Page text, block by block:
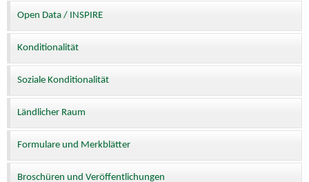
Open Data / INSPIRE
Konditionalität
Soziale Konditionalität
Ländlicher Raum
Formulare und Merkblätter
Broschüren und Veröffentlichungen